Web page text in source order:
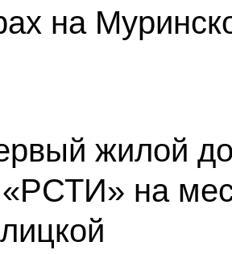
на
жилой
«РСТИ» на